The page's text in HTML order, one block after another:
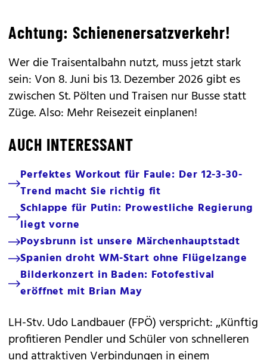
Achtung: Schienenersatzverkehr!
Wer die Traisentalbahn nutzt, muss jetzt stark
sein: Von 8. Juni bis 13. Dezember 2026 gibt es
zwischen St. Pölten und Traisen nur Busse statt
Züge. Also: Mehr Reisezeit einplanen!
AUCH INTERESSANT
Perfektes Workout für Faule: Der 12-3-30-
Trend macht Sie richtig fit
Schlappe für Putin: Prowestliche Regierung
liegt vorne
Poysbrunn ist unsere Märchenhauptstadt
Spanien droht WM-Start ohne Flügelzange
Bilderkonzert in Baden: Fotofestival
eröffnet mit Brian May
LH-Stv. Udo Landbauer (FPÖ) verspricht: „Künftig
profitieren Pendler und Schüler von schnelleren